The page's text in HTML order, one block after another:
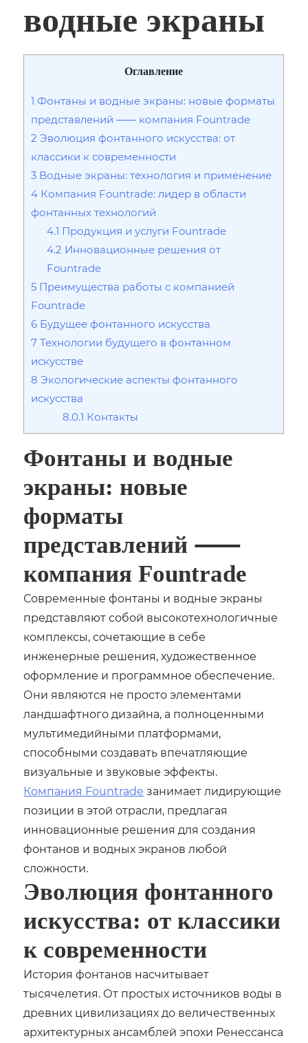
водные экраны
Оглавление
1 Фонтаны и водные экраны: новые форматы
представлений ⸺ компания Fountrade
2 Эволюция фонтанного искусства: от
классики к современности
3 Водные экраны: технология и применение
4 Компания Fountrade: лидер в области
фонтанных технологий
4.1 Продукция и услуги Fountrade
4.2 Инновационные решения от
Fountrade
5 Преимущества работы с компанией
Fountrade
6 Будущее фонтанного искусства
7 Технологии будущего в фонтанном
искусстве
8 Экологические аспекты фонтанного
искусства
8.0.1 Контакты
Фонтаны и водные
экраны: новые
форматы
представлений ⸺
компания Fountrade
Современные фонтаны и водные экраны
представляют собой высокотехнологичные
комплексы, сочетающие в себе
инженерные решения, художественное
оформление и программное обеспечение.
Они являются не просто элементами
ландшафтного дизайна, а полноценными
мультимедийными платформами,
способными создавать впечатляющие
визуальные и звуковые эффекты.
Компания Fountrade занимает лидирующие
позиции в этой отрасли, предлагая
инновационные решения для создания
фонтанов и водных экранов любой
сложности.
Эволюция фонтанного
искусства: от классики
к современности
История фонтанов насчитывает
тысячелетия. От простых источников воды в
древних цивилизациях до величественных
архитектурных ансамблей эпохи Ренессанса